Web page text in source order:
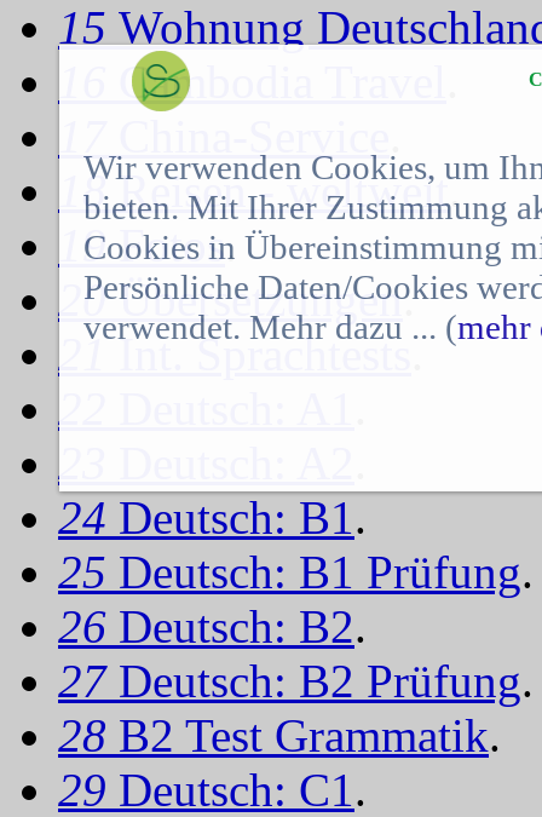
15 Wohnung
Cambodia Travel
18Reisen - weltweit.
19Fotos.
20Übersetzungen.
21Int. Sprachtests .
22
23
24 Deutsch: B1.
25 Deutsch: B1 Prüfung.
26 Deutsch: B2.
27 Deutsch: B2 Prüfung.
28 B2 Test Grammatik.
29 Deutsch: C1.
Wir verwenden Cookies, um
bieten. Mit Ihrer Zustimmung
Cookies in Übereinstimmung
Persönliche Daten/Cookies
verwendet. Mehr dazu ... (mehr